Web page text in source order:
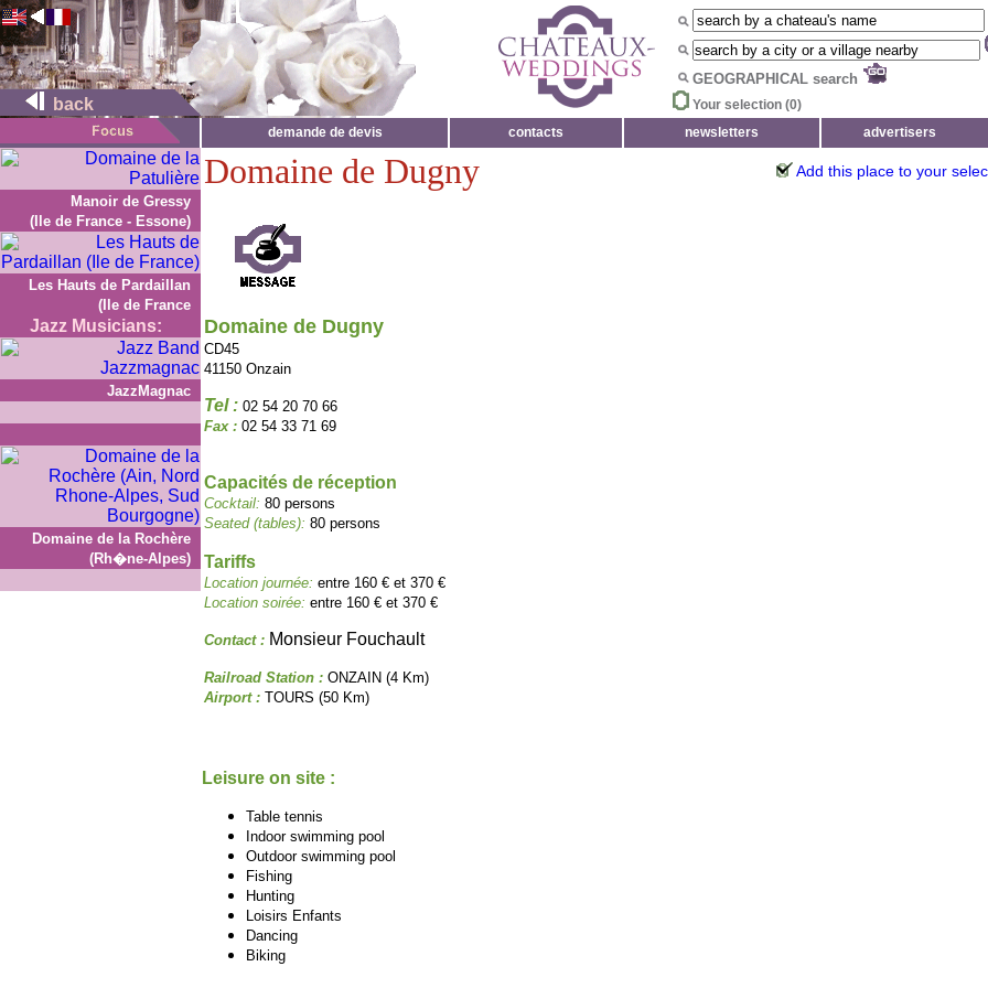
back
GEOGRAPHICAL search
Your selection (0)
demande de devis
contacts newsletters advertisers
Manoir de Gressy
(Ile de France - Essone)
Les Hauts de Pardaillan
(Ile de France
Jazz Musicians:
JazzMagnac
Domaine de la Rochère
(Rh�ne-Alpes)
Domaine de Dugny Add this place to your
Domaine de Dugny
CD45
41150 Onzain
Tel : 02 54 20 70 66
Fax : 02 54 33 71 69
Capacités de réception
Cocktail: 80 persons
Seated (tables): 80 persons
Tariffs
Location journée: entre 160 € et 370 €
Location soirée: entre 160 € et 370 €
Contact : Monsieur Fouchault
Railroad Station : ONZAIN (4 Km)
Airport : TOURS (50 Km)
Leisure on site :
Table tennis
Indoor swimming pool
Outdoor swimming pool
Fishing
Hunting
Loisirs Enfants
Dancing
Biking